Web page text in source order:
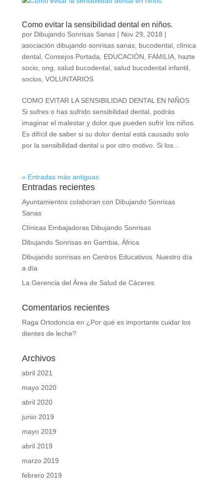
Como evitar la sensibilidad dental en niños.
por Dibujando Sonrisas Sanas| Nov 29, 2018 |
asociación dibujando sonrisas sanas, bucodental, clínica
dental, Consejos Portada EDUCACIÓN FAMILIA, hazte
socio, ong salud bucodental, salud bucodental infantil,
socios, VOLUNTARIOS
COMO EVITAR LA SENSIBILIDAD DENTAL EN NIÑOS
Si sufres o has sufrido sensibilidad dental, podrás
imaginar el malestar y dolor que pueden sufrir los niños.
Es difícil de saber si su dolor dental está causado solo
por la sensibilidad dental u por otro motivo. Si los...
« Entradas más antiguas
Entradas recientes
Ayuntamientos colaboran con Dibujando Sonrisas
Sanas
Clínicas Embajadoras Dibujando Sonrisas
Dibujando Sonrisas en Gambia, África
Dibujando sonrisas en Centros Educativos. Nuestro día
a día
La Gerencia del Área de Salud de Cáceres
Comentarios recientes
Raga Ortodoncia en ¿Por qué es importante cuidar los
dientes de leche?
Archivos
abril 2021
mayo 2020
abril 2020
junio 2019
mayo 2019
abril 2019
marzo 2019
febrero 2019